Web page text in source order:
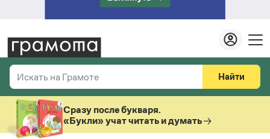
Искать на Грамоте
Справочная служба
Найти
Везде